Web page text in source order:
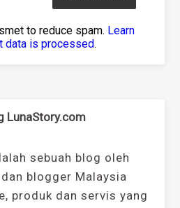
to reduce spam. Learn
data is processed.
LunaStory.com
sebuah blog oleh
blogger Malaysia
produk dan servis yang